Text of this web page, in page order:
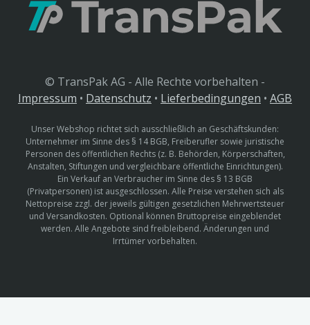
© TransPak AG - Alle Rechte vorbehalten -
Impressum • Datenschutz • Lieferbedingungen • AGB
Unser Webshop richtet sich ausschließlich an Geschäftskunden:
Unternehmer im Sinne des § 14 BGB, Freiberufler sowie juristische
Personen des öffentlichen Rechts (z. B. Behörden, Körperschaften,
Anstalten, Stiftungen und vergleichbare öffentliche Einrichtungen).
Ein Verkauf an Verbraucher im Sinne des § 13 BGB
(Privatpersonen) ist ausgeschlossen. Alle Preise verstehen sich als
Nettopreise zzgl. der jeweils gültigen gesetzlichen Mehrwertsteuer
und Versandkosten. Optional können Bruttopreise eingeblendet
werden. Alle Angebote sind freibleibend. Änderungen und
Irrtümer vorbehalten.